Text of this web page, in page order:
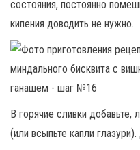
состояния, постоянно
кипения доводить не нужно.
В горячие сливки
(или всыпьте капли